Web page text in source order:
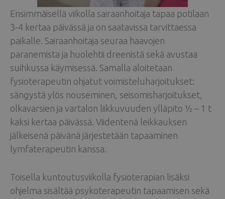
Ensimmäisellä viikolla sairaanhoitaja tapaa potilaan
3-4 kertaa päivässä ja on saatavissa tarvittaessa
paikalle. Sairaanhoitaja seuraa haavojen
paranemista ja huolehtii dreenistä sekä avustaa
suihkussa käymisessä. Samalla aloitetaan
fysioterapeutin ohjatut voimisteluharjoitukset:
sängystä ylös nouseminen, seisomisharjoitukset,
olkavarsien ja vartalon liikkuvuuden ylläpito ½ – 1 t
kaksi kertaa päivässä. Viidentenä leikkauksen
jälkeisenä päivänä järjestetään tapaaminen
lymfaterapeutin kanssa.
Toisella kuntoutusviikolla fysioterapian lisäksi
ohjelma sisältää psykoterapeutin tapaamisen sekä